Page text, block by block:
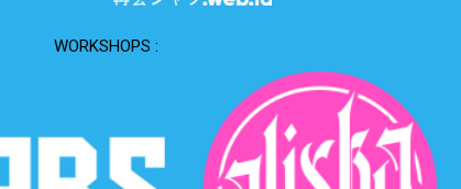
WORKSHOPS :